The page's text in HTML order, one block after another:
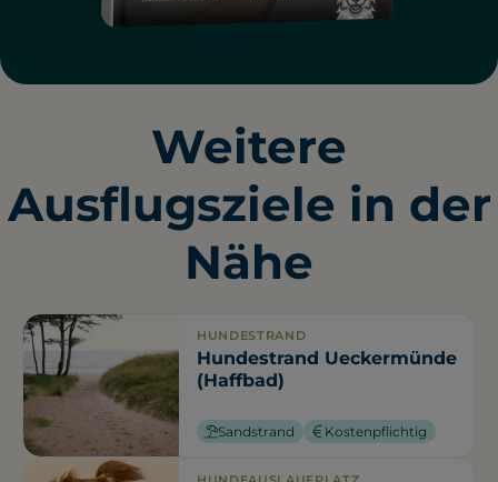
Weitere
Ausflugsziele in der
Nähe
HUNDESTRAND
Hundestrand Ueckermünde
(Haffbad)
Sandstrand Kostenpflichtig